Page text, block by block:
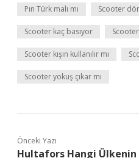
Pın Türk malı mı Scooter
Scooter kaç basıyor
Scooter kışın kullanılır mı
Scooter yokuş çıkar mı
Önceki Yazı
Hultafors Hangi Ülkenin